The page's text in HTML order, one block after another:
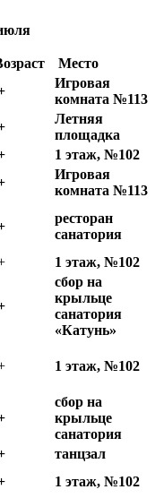
Место
Игровая
комната №113
Летняя
площадка
1 этаж, №102
Игровая
комната №113
ресторан
санатория
1 этаж, №102
сбор на
крыльце
санатория
«Катунь»
1 этаж, №102
сбор на
крыльце
санатория
танцзал
1 этаж, №102